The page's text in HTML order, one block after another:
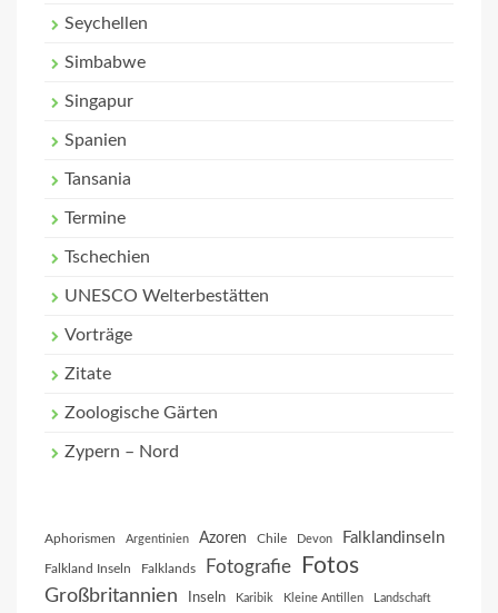
Seychellen
Simbabwe
Singapur
Spanien
Tansania
Termine
Tschechien
UNESCO Welterbestätten
Vorträge
Zitate
Zoologische Gärten
Zypern – Nord
Aphorismen Argentinien Azoren Chile Devon Falklandinseln
Falkland Inseln Falklands Fotografie Fotos
Großbritannien Inseln Karibik Kleine Antillen Landschaft